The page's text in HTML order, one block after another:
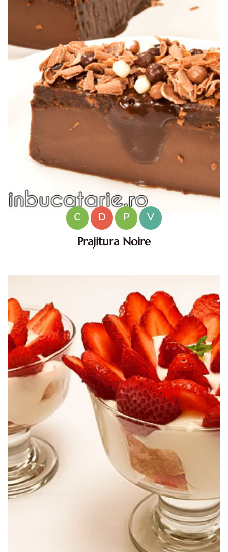
C D P
V
Prajitura Noire
cum faci Prajitura Noire cu biscuiti